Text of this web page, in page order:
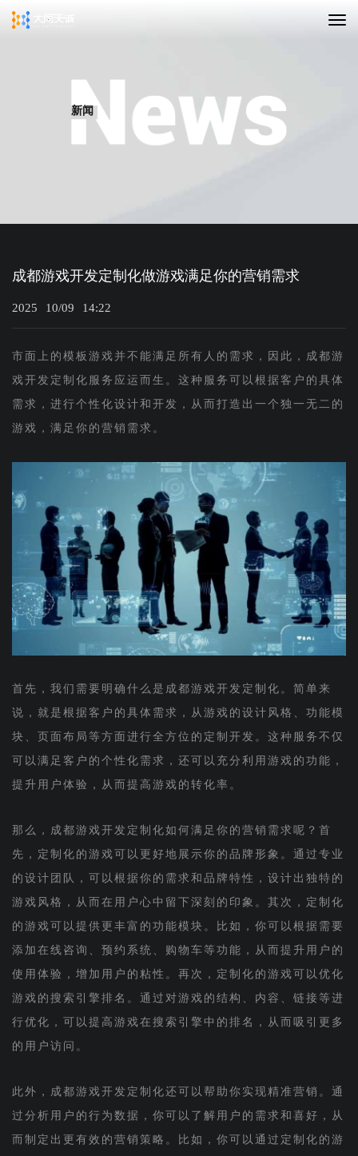
新闻
成都游戏开发定制化做游戏满足你的营销需求
2025 10/09 14:22
市面上的模板游戏并不能满足所有人的需求，因此，成都游
戏开发定制化服务应运而生。这种服务可以根据客户的具体
需求，进行个性化设计和开发，从而打造出一个独一无二的
游戏，满足你的营销需求。
首先，我们需要明确什么是成都游戏开发定制化。简单来
说，就是根据客户的具体需求，从游戏的设计风格、功能模
块、页面布局等方面进行全方位的定制开发。这种服务不仅
可以满足客户的个性化需求，还可以充分利用游戏的功能，
提升用户体验，从而提高游戏的转化率。
那么，成都游戏开发定制化如何满足你的营销需求呢？首
先，定制化的游戏可以更好地展示你的品牌形象。通过专业
的设计团队，可以根据你的需求和品牌特性，设计出独特的
游戏风格，从而在用户心中留下深刻的印象。其次，定制化
的游戏可以提供更丰富的功能模块。比如，你可以根据需要
添加在线咨询、预约系统、购物车等功能，从而提升用户的
使用体验，增加用户的粘性。再次，定制化的游戏可以优化
游戏的搜索引擎排名。通过对游戏的结构、内容、链接等进
行优化，可以提高游戏在搜索引擎中的排名，从而吸引更多
的用户访问。
此外，成都游戏开发定制化还可以帮助你实现精准营销。通
过分析用户的行为数据，你可以了解用户的需求和喜好，从
而制定出更有效的营销策略。比如，你可以通过定制化的游